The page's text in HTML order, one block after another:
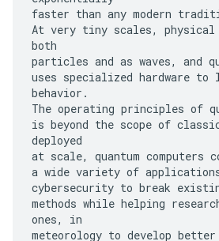
faster than any modern
At very tiny scales, physical
both
particles and as waves, and
uses specialized hardware to
behavior.
The operating principles of
is beyond the scope of
deployed
at scale, quantum computers
a wide variety of
cybersecurity to break
methods while helping
ones, in
meteorology to develop better